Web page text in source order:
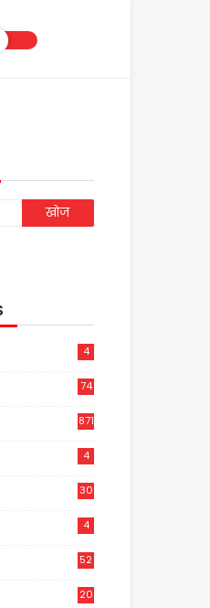
4
74
871
4
30
4
52
20